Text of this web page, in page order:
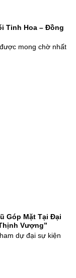
Tinh Hoa – Đồng
mong chờ nhất
Góp Mặt Tại Đại
Vượng”
dự đại sự kiện